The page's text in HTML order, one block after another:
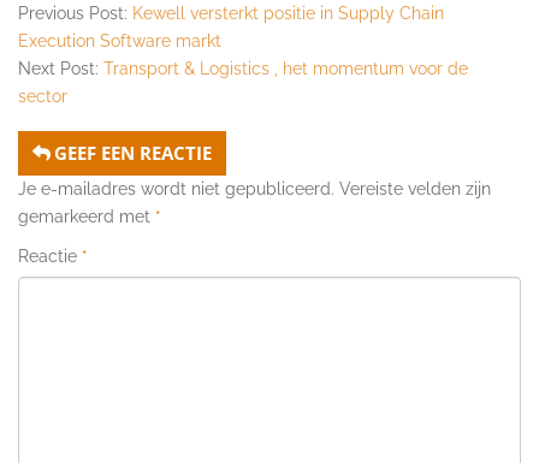
Previous Post: Kewell versterkt positie in Supply Chain
Execution Software markt
Next Post: Transport & Logistics , het momentum voor de
sector
GEEF EEN REACTIE
Je e-mailadres wordt niet gepubliceerd. Vereiste velden zijn
gemarkeerd met *
Reactie *